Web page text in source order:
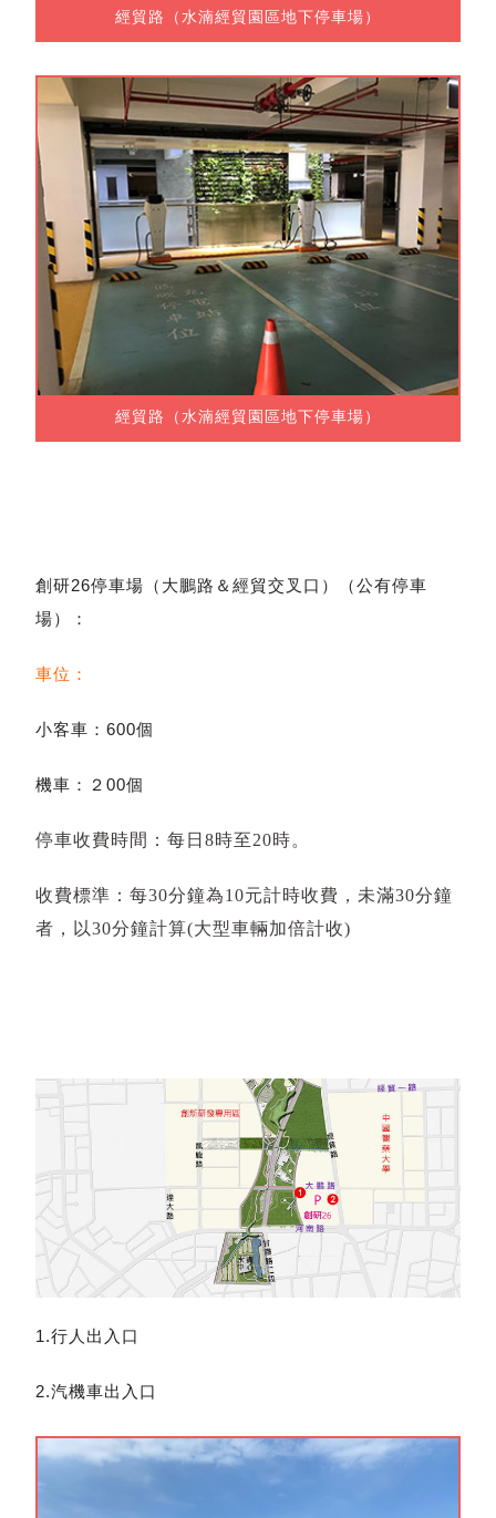
經貿路（水湳經貿園區地下停車場）
經貿路（水湳經貿園區地下停車場）
創研26停車場（大鵬路＆經貿交叉口）（公有停車
場）：
車位：
小客車：600個
機車：２00個
停車收費時間：每日8時至20時。
收費標準：每30分鐘為10元計時收費，未滿30分鐘
者，以30分鐘計算(大型車輛加倍計收)
1.行人出入口
2.汽機車出入口